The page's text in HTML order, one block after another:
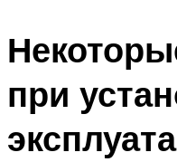
при